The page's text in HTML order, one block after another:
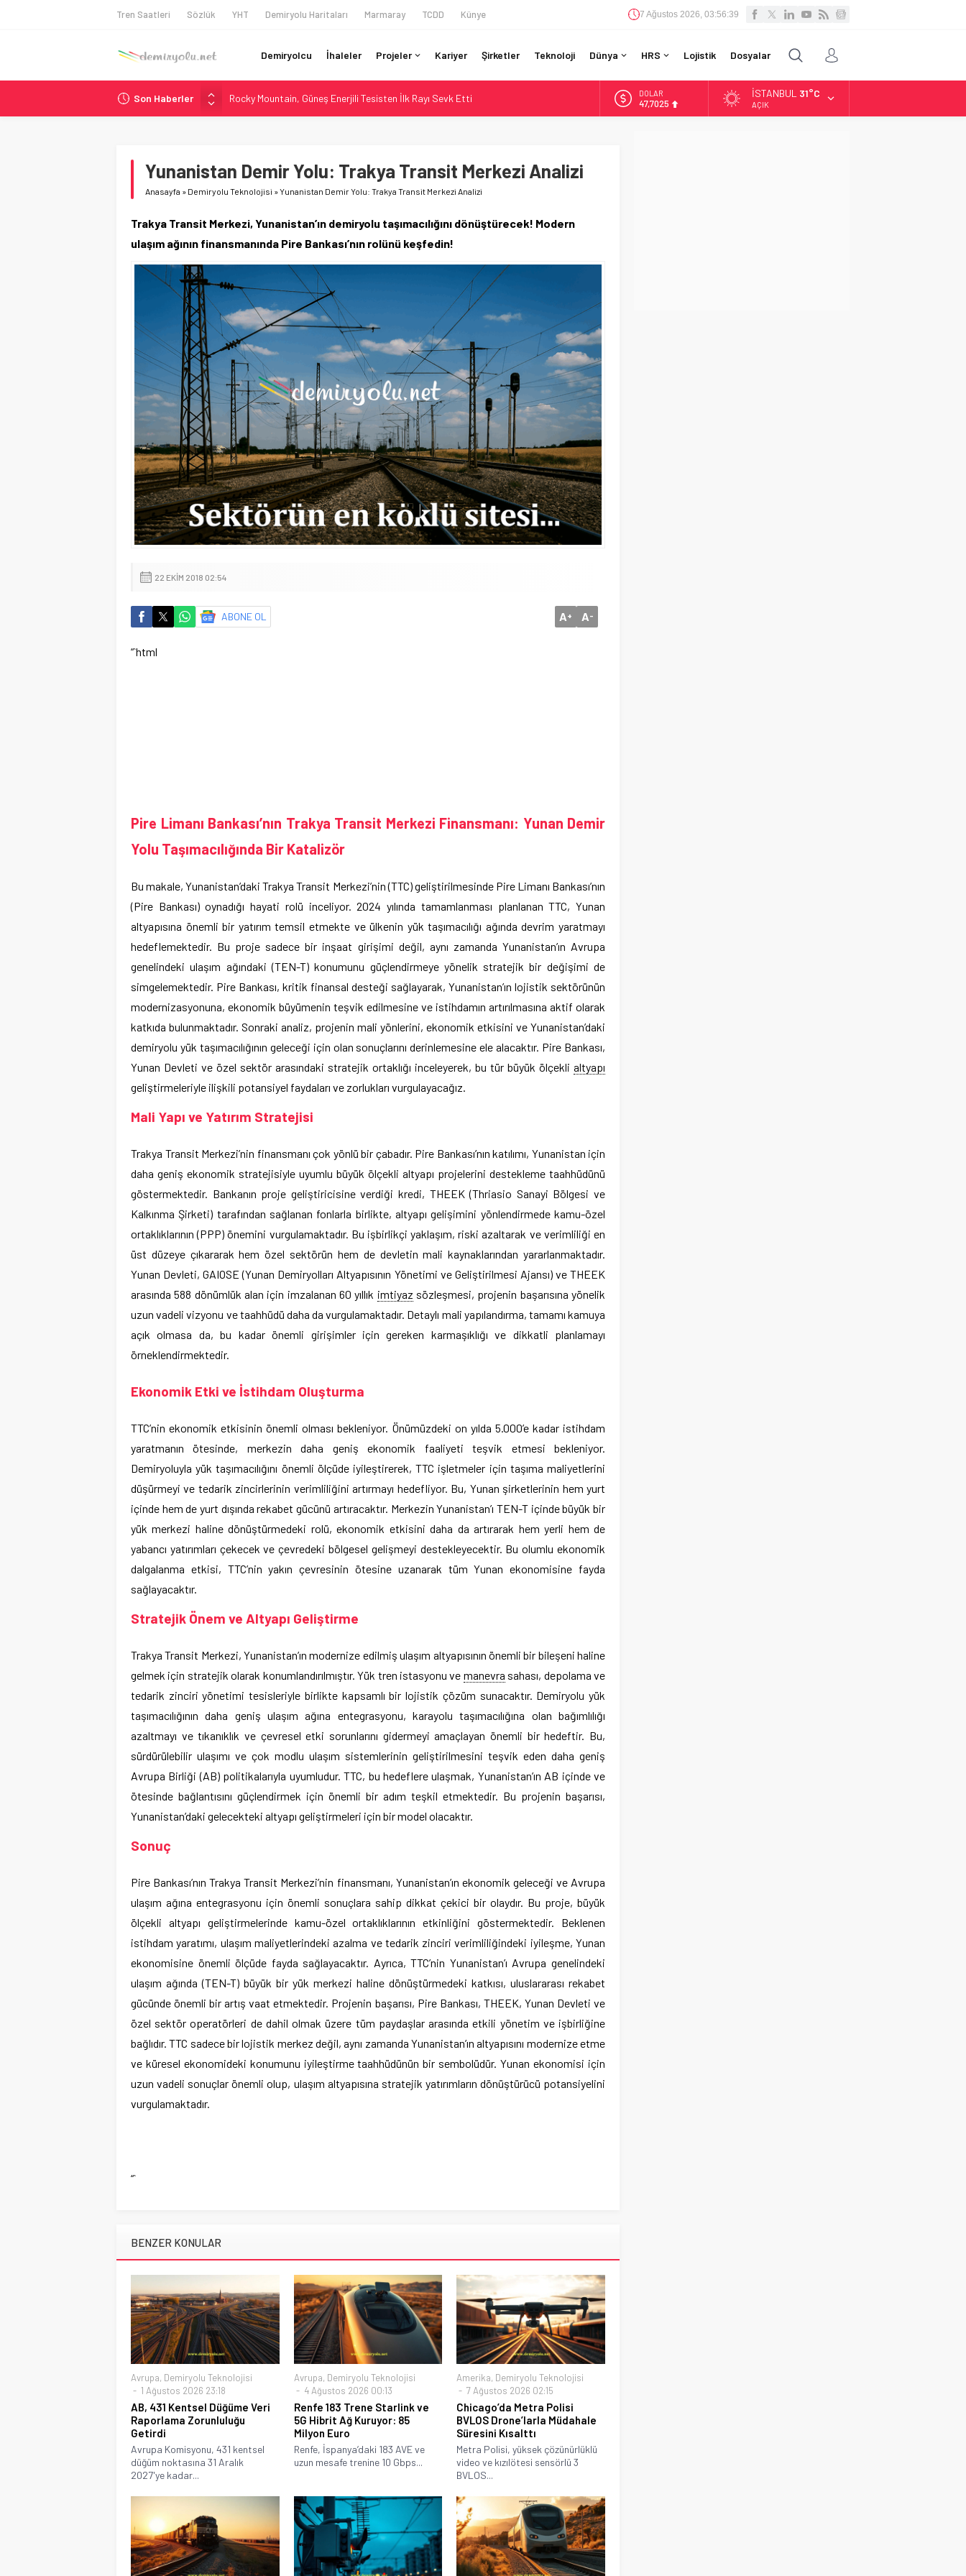
Tren Saatleri Sözlük YHT Demiryolu Haritaları Marmaray TCDD Künye 7 Ağustos 2026, 03:56:40
Demiryolcu İhaleler Projeler Kariyer Şirketler Teknoloji Dünya HRS Lojistik Dosyalar
Son Haberler
Rocky Mountain, Güneş Enerjili Tesisten İlk Rayı Sevk Etti
AAR, MIT ve Berkeley Dahil 4 Üniversiteyle Araştırma Konsorsiyumu Başlattı
Chicago’da Metra Polisi BVLOS Drone’larla Müdahale Süresini Kısalttı
NJ Transit’ten Tarihi Bütçe: 46 Yılın Rekoru Onaylandı
DOLAR
47,7025
İSTANBUL 31°C
AÇIK
Yunanistan Demir Yolu: Trakya Transit Merkezi Analizi
Anasayfa » Demiryolu Teknolojisi »Yunanistan Demir Yolu: Trakya Transit Merkezi Analizi
Trakya Transit Merkezi, Yunanistan’ın demiryolu taşımacılığını dönüştürecek! Modern
ulaşım ağının finansmanında Pire Bankası’nın rolünü keşfedin!
22 EKIM 2018 02:54
ABONE OL A+ A-
“`html
Pire Limanı Bankası’nın Trakya Transit Merkezi Finansmanı: Yunan Demir
Yolu Taşımacılığında Bir Katalizör
Bu makale, Yunanistan’daki Trakya Transit Merkezi’nin (TTC) geliştirilmesinde Pire Limanı Bankası’nın
(Pire Bankası) oynadığı hayati rolü inceliyor. 2024 yılında tamamlanması planlanan TTC, Yunan
altyapısına önemli bir yatırım temsil etmekte ve ülkenin yük taşımacılığı ağında devrim yaratmayı
hedeflemektedir. Bu proje sadece bir inşaat girişimi değil, aynı zamanda Yunanistan’ın Avrupa
genelindeki ulaşım ağındaki (TEN-T) konumunu güçlendirmeye yönelik stratejik bir değişimi de
simgelemektedir. Pire Bankası, kritik finansal desteği sağlayarak, Yunanistan’ın lojistik sektörünün
modernizasyonuna, ekonomik büyümenin teşvik edilmesine ve istihdamın artırılmasına aktif olarak
katkıda bulunmaktadır. Sonraki analiz, projenin mali yönlerini, ekonomik etkisini ve Yunanistan’daki
demiryolu yük taşımacılığının geleceği için olan sonuçlarını derinlemesine ele alacaktır. Pire Bankası,
Yunan Devleti ve özel sektör arasındaki stratejik ortaklığı inceleyerek, bu tür büyük ölçekli altyapı
geliştirmeleriyle ilişkili potansiyel faydaları ve zorlukları vurgulayacağız.
Mali Yapı ve Yatırım Stratejisi
Trakya Transit Merkezi’nin finansmanı çok yönlü bir çabadır. Pire Bankası’nın katılımı, Yunanistan için
daha geniş ekonomik stratejisiyle uyumlu büyük ölçekli altyapı projelerini destekleme taahhüdünü
göstermektedir. Bankanın proje geliştiricisine verdiği kredi, THEEK (Thriasio Sanayi Bölgesi ve
Kalkınma Şirketi) tarafından sağlanan fonlarla birlikte, altyapı gelişimini yönlendirmede kamu-özel
ortaklıklarının (PPP) önemini vurgulamaktadır. Bu işbirlikçi yaklaşım, riski azaltarak ve verimliliği en
üst düzeye çıkararak hem özel sektörün hem de devletin mali kaynaklarından yararlanmaktadır.
Yunan Devleti, GAIOSE (Yunan Demiryolları Altyapısının Yönetimi ve Geliştirilmesi Ajansı) ve THEEK
arasında 588 dönümlük alan için imzalanan 60 yıllık imtiyaz sözleşmesi, projenin başarısına yönelik
uzun vadeli vizyonu ve taahhüdü daha da vurgulamaktadır. Detaylı mali yapılandırma, tamamı kamuya
açık olmasa da, bu kadar önemli girişimler için gereken karmaşıklığı ve dikkatli planlamayı
örneklendirmektedir.
Ekonomik Etki ve İstihdam Oluşturma
TTC’nin ekonomik etkisinin önemli olması bekleniyor. Önümüzdeki on yılda 5.000’e kadar istihdam
yaratmanın ötesinde, merkezin daha geniş ekonomik faaliyeti teşvik etmesi bekleniyor.
Demiryoluyla yük taşımacılığını önemli ölçüde iyileştirerek, TTC işletmeler için taşıma maliyetlerini
düşürmeyi ve tedarik zincirlerinin verimliliğini artırmayı hedefliyor. Bu, Yunan şirketlerinin hem yurt
içinde hem de yurt dışında rekabet gücünü artıracaktır. Merkezin Yunanistan’ı TEN-T içinde büyük bir
yük merkezi haline dönüştürmedeki rolü, ekonomik etkisini daha da artırarak hem yerli hem de
yabancı yatırımları çekecek ve çevredeki bölgesel gelişmeyi destekleyecektir. Bu olumlu ekonomik
dalgalanma etkisi, TTC’nin yakın çevresinin ötesine uzanarak tüm Yunan ekonomisine fayda
sağlayacaktır.
Stratejik Önem ve Altyapı Geliştirme
Trakya Transit Merkezi, Yunanistan’ın modernize edilmiş ulaşım altyapısının önemli bir bileşeni haline
gelmek için stratejik olarak konumlandırılmıştır. Yük tren istasyonu ve manevra sahası, depolama ve
tedarik zinciri yönetimi tesisleriyle birlikte kapsamlı bir lojistik çözüm sunacaktır. Demiryolu yük
taşımacılığının daha geniş ulaşım ağına entegrasyonu, karayolu taşımacılığına olan bağımlılığı
azaltmayı ve tıkanıklık ve çevresel etki sorunlarını gidermeyi amaçlayan önemli bir hedeftir. Bu,
sürdürülebilir ulaşımı ve çok modlu ulaşım sistemlerinin geliştirilmesini teşvik eden daha geniş
Avrupa Birliği (AB) politikalarıyla uyumludur. TTC, bu hedeflere ulaşmak, Yunanistan’ın AB içinde ve
ötesinde bağlantısını güçlendirmek için önemli bir adım teşkil etmektedir. Bu projenin başarısı,
Yunanistan’daki gelecekteki altyapı geliştirmeleri için bir model olacaktır.
Sonuç
Pire Bankası’nın Trakya Transit Merkezi’nin finansmanı, Yunanistan’ın ekonomik geleceği ve Avrupa
ulaşım ağına entegrasyonu için önemli sonuçlara sahip dikkat çekici bir olaydır. Bu proje, büyük
ölçekli altyapı geliştirmelerinde kamu-özel ortaklıklarının etkinliğini göstermektedir. Beklenen
istihdam yaratımı, ulaşım maliyetlerindeki azalma ve tedarik zinciri verimliliğindeki iyileşme, Yunan
ekonomisine önemli ölçüde fayda sağlayacaktır. Ayrıca, TTC’nin Yunanistan’ı Avrupa genelindeki
ulaşım ağında (TEN-T) büyük bir yük merkezi haline dönüştürmedeki katkısı, uluslararası rekabet
gücünde önemli bir artış vaat etmektedir. Projenin başarısı, Pire Bankası, THEEK, Yunan Devleti ve
özel sektör operatörleri de dahil olmak üzere tüm paydaşlar arasında etkili yönetim ve işbirliğine
bağlıdır. TTC sadece bir lojistik merkez değil, aynı zamanda Yunanistan’ın altyapısını modernize etme
ve küresel ekonomideki konumunu iyileştirme taahhüdünün bir sembolüdür. Yunan ekonomisi için
uzun vadeli sonuçlar önemli olup, ulaşım altyapısına stratejik yatırımların dönüştürücü potansiyelini
vurgulamaktadır.
“`
BENZER KONULAR
Avrupa, Demiryolu Teknolojisi
1 Ağustos 2026 23:18
AB, 431 Kentsel Düğüme Veri
Raporlama Zorunluluğu
Getirdi
Avrupa Komisyonu, 431 kentsel
düğüm noktasına 31 Aralık
2027'ye kadar...
Avrupa, Demiryolu Teknolojisi
4 Ağustos 2026 00:13
Renfe 183 Trene Starlink ve
5G Hibrit Ağ Kuruyor: 85
Milyon Euro
Renfe, İspanya’daki 183 AVE ve
uzun mesafe trenine 10 Gbps...
Amerika, Demiryolu Teknolojisi
7 Ağustos 2026 02:15
Chicago’da Metra Polisi
BVLOS Drone’larla Müdahale
Süresini Kısalttı
Metra Polisi, yüksek çözünürlüklü
video ve kızılötesi sensörlü 3
BVLOS...